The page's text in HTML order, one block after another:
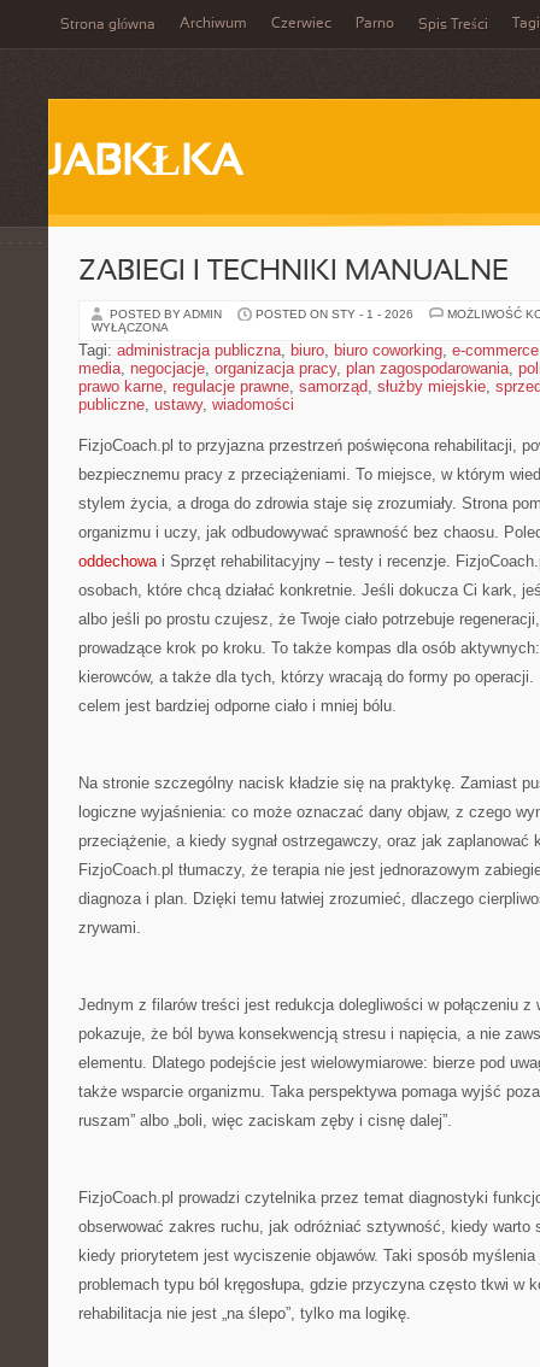
Strona główna Archiwum Czerwiec Parno Spis Treści Tagi
JABKŁKA
ZABIEGI I TECHNIKI MANUALNE
POSTED BY ADMIN POSTED ON STY - 1 - 2026
MOŻLIWOŚĆ
WYŁĄCZONA
Tagi: administracja publiczna, biuro, biuro coworking, e-commerce
media, negocjacje, organizacja pracy, plan zagospodarowania,
prawo karne, regulacje prawne, samorząd, służby miejskie,
publiczne, ustawy, wiadomości
FizjoCoach.pl to przyjazna przestrzeń poświęcona rehabilitacji,
bezpiecznemu pracy z przeciążeniami. To miejsce, w którym
stylem życia, a droga do zdrowia staje się zrozumiały. Strona
organizmu i uczy, jak odbudowywać sprawność bez chaosu.
oddechowai Sprzęt rehabilitacyjny – testy i recenzje.
osobach, które chcą działać konkretnie. Jeśli dokucza Ci kark,
albo jeśli po prostu czujesz, że Twoje ciało potrzebuje
prowadzące krok po kroku. To także kompas dla osób
kierowców, a także dla tych, którzy wracają do formy po
celem jest bardziej odporne ciało i mniej bólu.
Na stronie szczególny nacisk kładzie się na praktykę. Zamiast
logiczne wyjaśnienia: co może oznaczać dany objaw, z czego
przeciążenie, a kiedy sygnał ostrzegawczy, oraz jak zaplanować
FizjoCoach.pl tłumaczy, że terapia nie jest jednorazowym
diagnoza i plan. Dzięki temu łatwiej zrozumieć, dlaczego
zrywami.
Jednym z filarów treści jest redukcja dolegliwości w połączeniu z
pokazuje, że ból bywa konsekwencją stresu i napięcia, a nie
elementu. Dlatego podejście jest wielowymiarowe: bierze pod
także wsparcie organizmu. Taka perspektywa pomaga wyjść
ruszam” albo „boli, więc zaciskam zęby i cisnę dalej”.
FizjoCoach.pl prowadzi czytelnika przez temat diagnostyki
obserwować zakres ruchu, jak odróżniać sztywność, kiedy warto
kiedy priorytetem jest wyciszenie objawów. Taki sposób
problemach typu ból kręgosłupa, gdzie przyczyna często tkwi w
rehabilitacja nie jest „na ślepo”, tylko ma logikę.